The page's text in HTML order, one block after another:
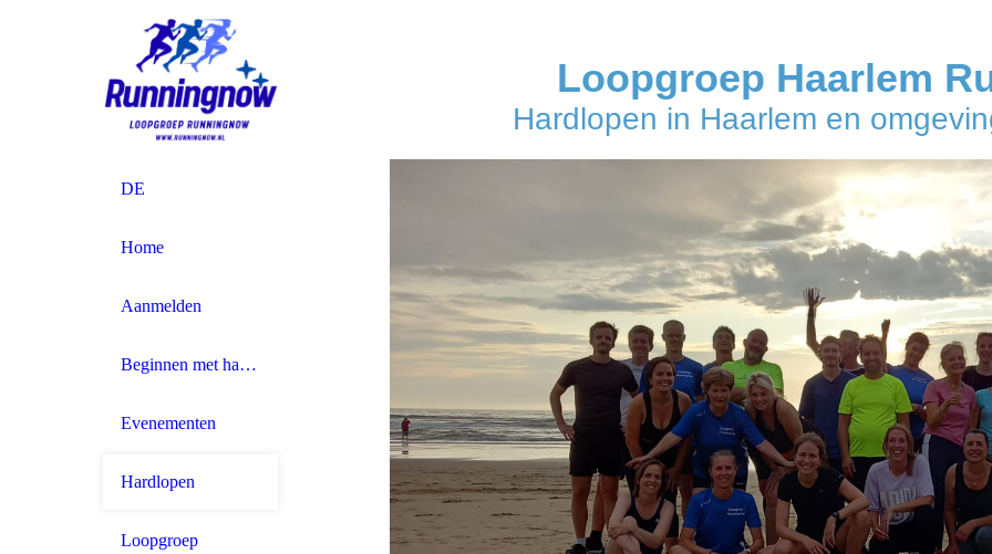
Loopgroep Haarlem
Hardlopen in Haarlem en
DE
Home
Aanmelden
Beginnen met hardlopen
Evenementen
Hardlopen
Loopgroep